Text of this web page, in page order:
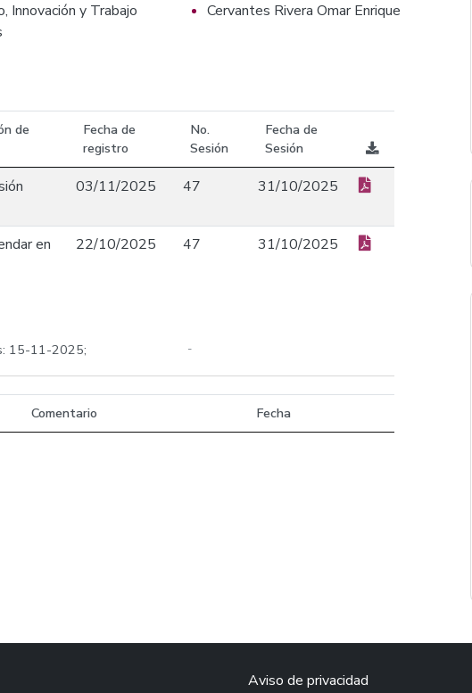
Innovación y Trabajo
Cervantes Rivera Omar Enrique
de
Fecha de
registro
No.
Sesión
Fecha de
Sesión
03/11/2025 47 31/10/2025
en
22/10/2025 47 31/10/2025
15-11-2025; -
Comentario Fecha
Aviso de privacidad